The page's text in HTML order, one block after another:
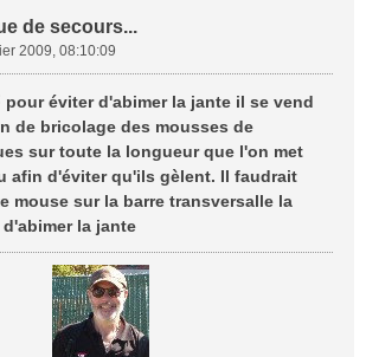
de secours...
2009, 08:10:09
pour éviter d'abimer la jante il se vend
de bricolage des mousses de
sur toute la longueur que l'on met
afin d'éviter qu'ils gèlent. Il faudrait
mouse sur la barre transversalle la
la jante